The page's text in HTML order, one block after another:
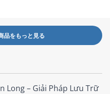
品をもっと見る
Long – Giải Pháp Lưu Trữ